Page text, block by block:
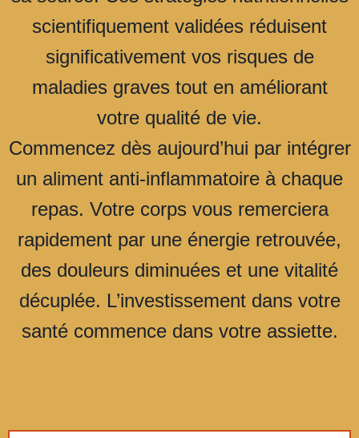
scientifiquement validées réduisent
significativement vos risques de
maladies graves tout en améliorant
votre qualité de vie.
Commencez dès aujourd’hui par intégrer
un aliment anti-inflammatoire à chaque
repas. Votre corps vous remerciera
rapidement par une énergie retrouvée,
des douleurs diminuées et une vitalité
décuplée. L’investissement dans votre
santé commence dans votre assiette.